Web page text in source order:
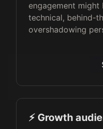
engagement
technical, behind-
overshadowing
⚡️ Growth